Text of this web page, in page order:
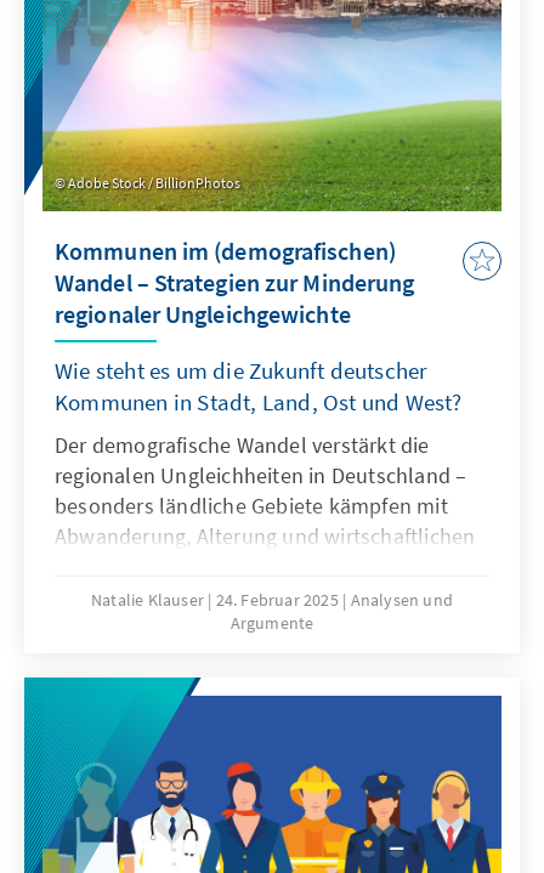
Adobe Stock / BillionPhotos
Kommunen im (demografischen)
Wandel – Strategien zur Minderung
regionaler Ungleichgewichte
Wie steht es um die Zukunft deutscher
Kommunen in Stadt, Land, Ost und West?
Der demografische Wandel verstärkt die
regionalen Ungleichheiten in Deutschland –
besonders ländliche Gebiete kämpfen mit
Abwanderung, Alterung und wirtschaftlichen
weiterwachsen, droht strukturschwachen
Regionen ein Teufelskreis aus
Standortnachteilen. Doch wie lässt sich dieser
Trend umkehren? Der folgende Beitrag
analysiert zentrale Standortfaktoren, aktuelle
Studien und innovative Lösungsansätze für
eine zukunftsfähige Regionalentwicklung.
Natalie Klauser 24. Februar 2025 Analysen und
Argumente